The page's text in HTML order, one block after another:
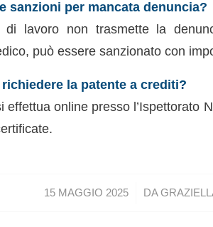
sanzioni per mancata denuncia?
lavoro non trasmette la
può essere sanzionato con
la patente a crediti?
effettua online presso l’Ispettorato
15 MAGGIO 2025
/ DA